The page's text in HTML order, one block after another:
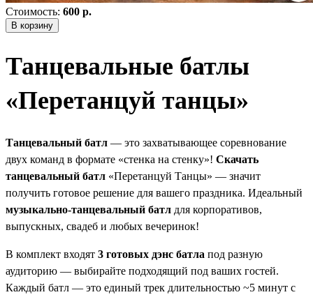
Стоимость: 600 р.
В корзину
Танцевальные батлы
«Перетанцуй танцы»
Танцевальный батл — это захватывающее соревнование
двух команд в формате «стенка на стенку»! Скачать
танцевальный батл «Перетанцуй Танцы» — значит
получить готовое решение для вашего праздника. Идеальный
музыкально-танцевальный батл для корпоративов,
выпускных, свадеб и любых вечеринок!
В комплект входят 3 готовых дэнс батла под разную
аудиторию — выбирайте подходящий под ваших гостей.
Каждый батл — это единый трек длительностью ~5 минут с